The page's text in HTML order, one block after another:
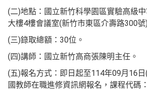
(二)地點：國立新竹科學園區實驗高級
大樓4樓會議室(新竹市東區介壽路300號
(三)錄取總額：30位。
(四)講師：國立新竹高商張陳明主任。
(五)報名方式：即日起至114年09月16
國教師在職進修資訊網報名，課程代碼